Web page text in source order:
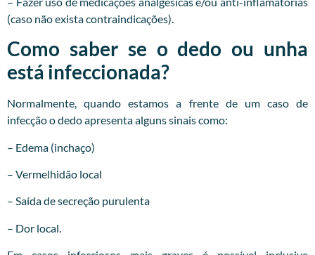
(caso não exista contraindicações).
Como saber se o dedo ou unha
está infeccionada?
Normalmente, quando estamos a frente de um caso de
infecção o dedo apresenta alguns sinais como:
– Edema (inchaço)
– Vermelhidão local
– Saída de secreção purulenta
– Dor local.